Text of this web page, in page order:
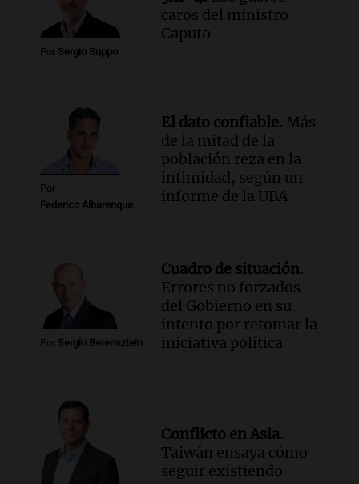
Por Sergio Suppo
caros del ministro
Caputo
Por
Federico Albarenque
El dato confiable. Más
de la mitad de la
población reza en la
intimidad, según un
informe de la UBA
Por Sergio Berensztein
Cuadro de situación.
Errores no forzados
del Gobierno en su
intento por retomar la
iniciativa política
Conflicto en Asia.
Taiwán ensaya cómo
seguir existiendo